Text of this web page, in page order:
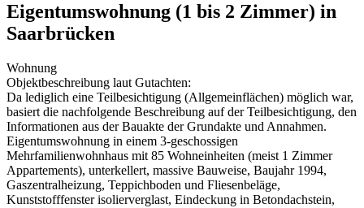
Eigentumswohnung (1 bis 2 Zimmer) in
Saarbrücken
Wohnung
Objektbeschreibung laut Gutachten:
Da lediglich eine Teilbesichtigung (Allgemeinflächen) möglich war,
basiert die nachfolgende Beschreibung auf der Teilbesichtigung, den
Informationen aus der Bauakte der Grundakte und Annahmen.
Eigentumswohnung in einem 3-geschossigen
Mehrfamilienwohnhaus mit 85 Wohneinheiten (meist 1 Zimmer
Appartements), unterkellert, massive Bauweise, Baujahr 1994,
Gaszentralheizung, Teppichboden und Fliesenbeläge,
Kunststofffenster isolierverglast, Eindeckung in Betondachstein,